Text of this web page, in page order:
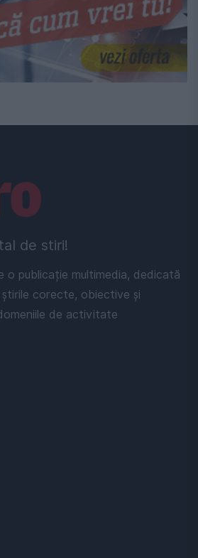
de stiri!
o publicație multimedia, dedicată
corecte, obiective și
de activitate